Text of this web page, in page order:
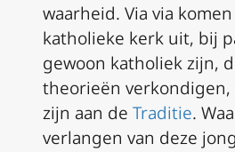
waarheid. Via via
katholieke kerk uit, bij
gewoon katholiek zijn,
theorieën
zijn aan de Traditie.
verlangen van deze